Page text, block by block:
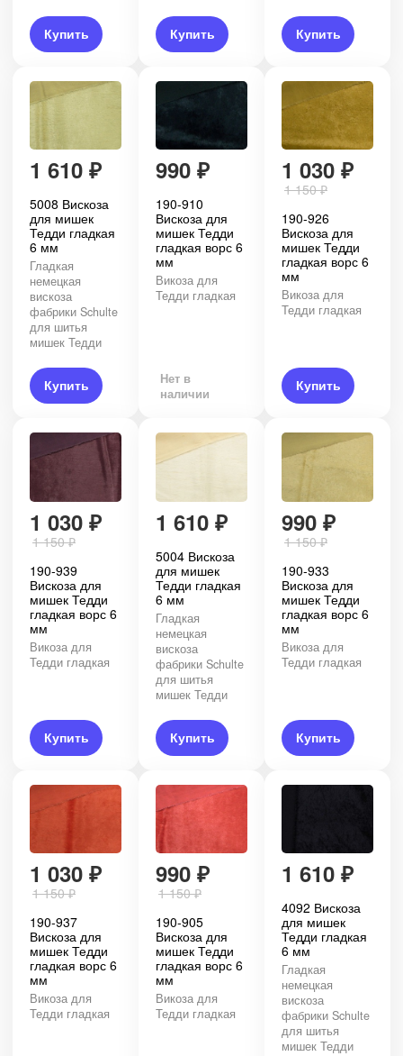
Купить Купить Купить
1 610 ₽
5008 Вискоза
для мишек
Тедди гладкая
6 мм
Гладкая
немецкая
вискоза
фабрики Schulte
для шитья
мишек Тедди
Купить
990 ₽
190-910
Вискоза для
мишек Тедди
гладкая ворс 6
мм
Викоза для
Тедди гладкая
Нет в
наличии
1 030 ₽
1 150₽
190-926
Вискоза для
мишек Тедди
гладкая ворс 6
мм
Викоза для
Тедди гладкая
Купить
1 030 ₽
1 150₽
190-939
Вискоза для
мишек Тедди
гладкая ворс 6
мм
Викоза для
Тедди гладкая
Купить
1 610 ₽
5004 Вискоза
для мишек
Тедди гладкая
6 мм
Гладкая
немецкая
вискоза
фабрики Schulte
для шитья
мишек Тедди
Купить
990 ₽
1 150₽
190-933
Вискоза для
мишек Тедди
гладкая ворс 6
мм
Викоза для
Тедди гладкая
Купить
1 030 ₽
1 150₽
190-937
Вискоза для
мишек Тедди
гладкая ворс 6
мм
Викоза для
Тедди гладкая
990 ₽
1 150₽
190-905
Вискоза для
мишек Тедди
гладкая ворс 6
мм
Викоза для
Тедди гладкая
1 610 ₽
4092 Вискоза
для мишек
Тедди гладкая
6 мм
Гладкая
немецкая
вискоза
фабрики Schulte
для шитья
мишек Тедди